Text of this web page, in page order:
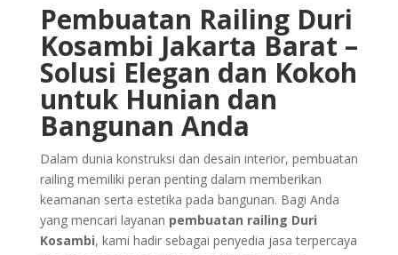
Pembuatan Railing Duri
Kosambi Jakarta Barat –
Solusi Elegan dan Kokoh
untuk Hunian dan
Bangunan Anda
Dalam dunia konstruksi dan desain interior, pembuatan
railing memiliki peran penting dalam memberikan
keamanan serta estetika pada bangunan. Bagi Anda
yang mencari layanan pembuatan railing Duri
Kosambi, kami hadir sebagai penyedia jasa terpercaya